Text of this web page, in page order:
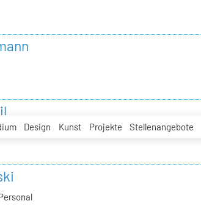
Design Kunst Projekte Stellenangebote